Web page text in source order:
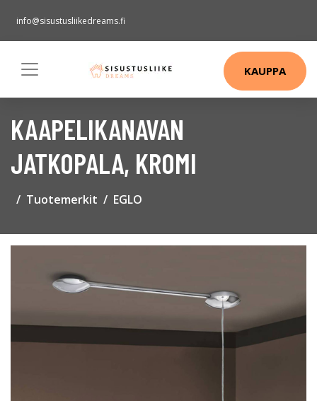
info@sisustusliikedreams.fi
KAUPPA
KAAPELIKANAVAN
JATKOPALA, KROMI
Tuotemerkit EGLO